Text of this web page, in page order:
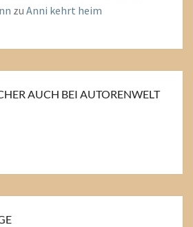
zu Anni kehrt heim
AUCH BEI AUTORENWELT